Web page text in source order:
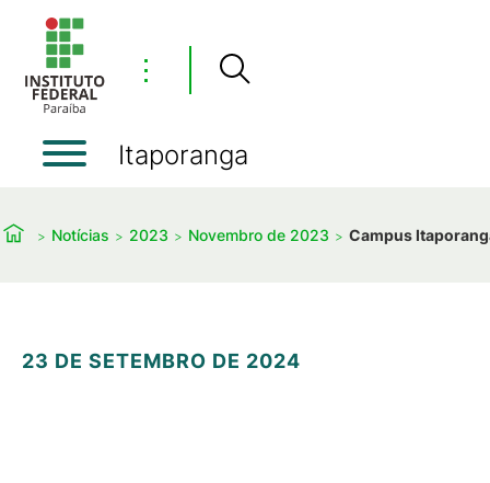
⋮
Itaporanga
Notícias 2023 Novembro de 2023 Campus
23 DE SETEMBRO DE 2024